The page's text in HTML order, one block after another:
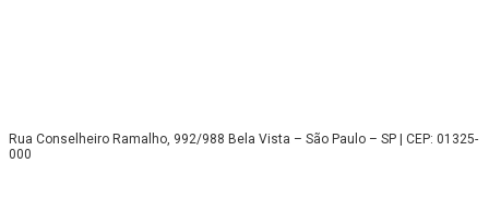
Rua Conselheiro Ramalho, 992/988 Bela Vista – São Paulo – SP | CEP: 01325-
000